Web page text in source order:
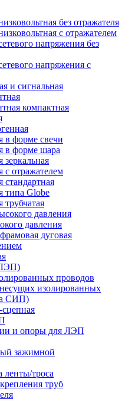
без отражателя
с отражателем
напряжения без
напряжения с
и сигнальная
компактная
в форме свечи
в форме шара
с отражателем
типа Globe
давления
давления
дуговая
проводов
изолированных
СИП)
и опоры для ЛЭП
зажимной
троса
труб